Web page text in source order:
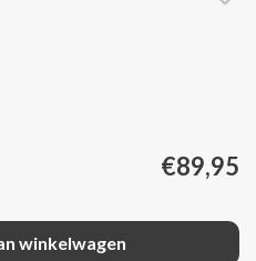
€89,95
winkelwagen